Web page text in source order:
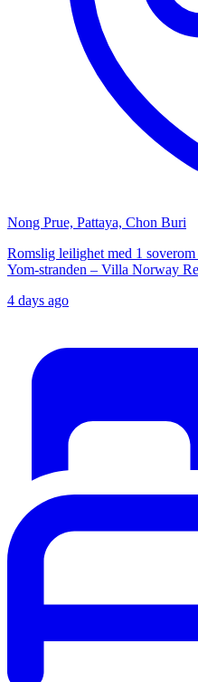
Nong Prue, Pattaya, Chon Buri
Romslig leilighet med 1
Yom-stranden – Villa Norway
4 days ago